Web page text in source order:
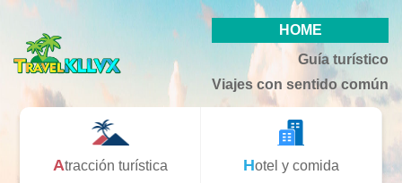
HOME
Guía turístico
Viajes con sentido común
Atracción turística Hotel y comida